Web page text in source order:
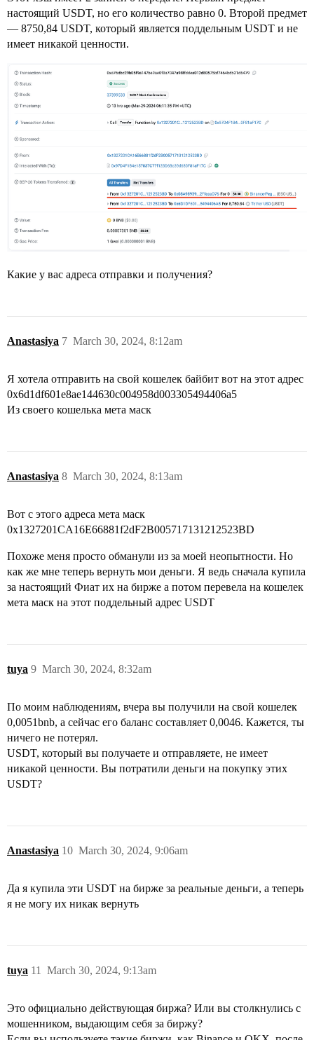
настоящий USDT, но его количество равно 0. Второй предмет
— 8750,84 USDT, который является поддельным USDT и не
имеет никакой ценности.
Какие у вас адреса отправки и получения?
Anastasiya March 30, 2024, 8:12am
7
Я хотела отправить на свой кошелек байбит вот на этот адрес
0x6d1df601e8ae144630c004958d003305494406a5
Из своего кошелька мета маск
Anastasiya March 30, 2024, 8:13am
8
Вот с этого адреса мета маск
0x1327201CA16E66881f2dF2B005717131212523BD
Похоже меня просто обманули из за моей неопытности. Но
как же мне теперь вернуть мои деньги. Я ведь сначала купила
за настоящий Фиат их на бирже а потом перевела на кошелек
мета маск на этот поддельный адрес USDT
tuya March 30, 2024, 8:32am
9
По моим наблюдениям, вчера вы получили на свой кошелек
0,0051bnb, а сейчас его баланс составляет 0,0046. Кажется, ты
ничего не потерял.
USDT, который вы получаете и отправляете, не имеет
никакой ценности. Вы потратили деньги на покупку этих
USDT?
Anastasiya March 30, 2024, 9:06am
10
Да я купила эти USDT на бирже за реальные деньги, а теперь
я не могу их никак вернуть
tuya March 30, 2024, 9:13am
11
Это официально действующая биржа? Или вы столкнулись с
мошенником, выдающим себя за биржу?